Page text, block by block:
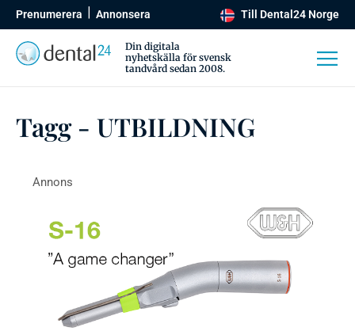
Prenumerera Annonsera Till Dental24 Norge
Din digitala
nyhetskälla för svensk
tandvård sedan 2008.
Tagg - UTBILDNING